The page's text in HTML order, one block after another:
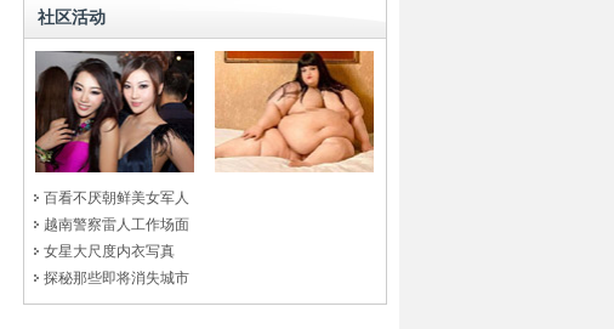
社区活动
百看不厌朝鲜美女军人
越南警察雷人工作场面
女星大尺度内衣写真
探秘那些即将消失城市